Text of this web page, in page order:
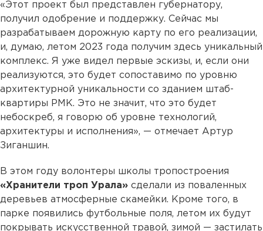
«Этот проект был представлен губернатору,
получил одобрение и поддержку. Сейчас мы
разрабатываем дорожную карту по его реализации,
и, думаю, летом 2023 года получим здесь уникальный
комплекс. Я уже видел первые эскизы, и, если они
реализуются, это будет сопоставимо по уровню
архитектурной уникальности со зданием штаб-
квартиры РМК. Это не значит, что это будет
небоскреб, я говорю об уровне технологий,
архитектуры и исполнения», — отмечает Артур
Зиганшин.
В этом году волонтеры школы тропостроения
«Хранители троп Урала» сделали из поваленных
деревьев атмосферные скамейки. Кроме того, в
парке появились футбольные поля, летом их будут
покрывать искусственной травой, зимой — застилать